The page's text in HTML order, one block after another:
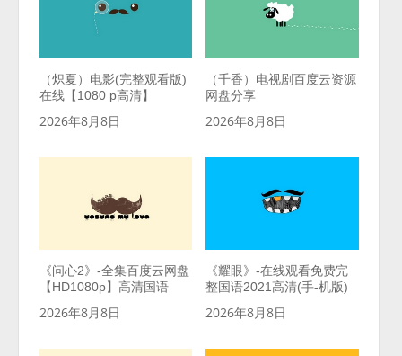
（炽夏）电影(完整观看版)
在线【1080 p高清】
2026年8月8日
（千香）电视剧百度云资源
网盘分享
2026年8月8日
《问心2》-全集百度云网盘
【HD1080p】高清国语
2026年8月8日
《耀眼》-在线观看免费完
整国语2021高清(手-机版)
2026年8月8日